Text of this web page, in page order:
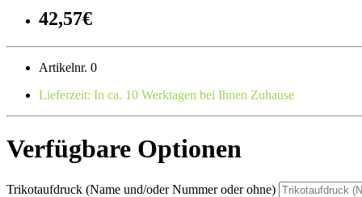
42,57€
Artikelnr. 0
Lieferzeit: In ca. 10 Werktagen bei Ihnen Zuhause
Verfügbare Optionen
Trikotaufdruck (Name und/oder Nummer oder ohne)